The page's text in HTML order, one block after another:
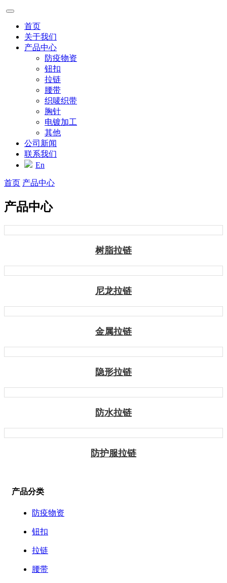
首页
关于我们
产品中心
防疫物资
钮扣
拉链
腰带
织唛织带
胸针
电镀加工
其他
公司新闻
联系我们
En
首页 产品中心
产品中心
树脂拉链
尼龙拉链
金属拉链
隐形拉链
防水拉链
防护服拉链
产品分类
防疫物资
钮扣
拉链
腰带